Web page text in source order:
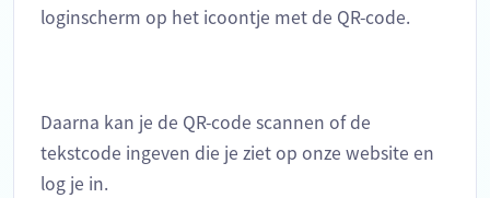
loginscherm op het icoontje met de QR-code.
Daarna kan je de QR-code scannen of de
tekstcode ingeven die je ziet op onze website en
log je in.